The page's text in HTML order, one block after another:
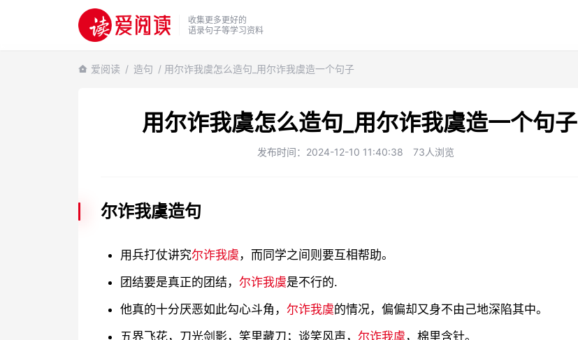
收集更多更好的
语录句子等学习资料
爱阅读 / 造句 / 用尔诈我虞怎么造句_用尔诈我虞造一个句子
用尔诈我虞怎么造句_用尔诈我虞造一个句子
发布时间：2024-12-10 11:40:38 73人浏览
尔诈我虞造句
用兵打仗讲究尔诈我虞 ，而同学之间则要互相帮助。
团结要是真正的团结， 尔诈我虞是不行的.
他真的十分厌恶如此勾心斗角， 尔诈我虞的情况，偏偏却又身不由己地深陷其中。
五界飞花，刀光剑影，笑里藏刀；谈笑风声， 尔诈我虞 ，棉里含针。